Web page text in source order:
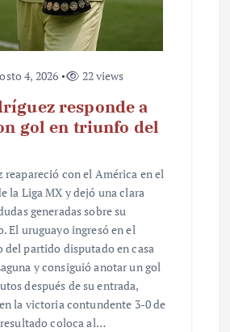
4, 2026 22 views
responde a
gol en triunfo del
reapareció con el América en el
la Liga MX y dejó una clara
generadas sobre su
El uruguayo ingresó en el
del partido disputado en casa
y consiguió anotar un gol
después de su entrada,
la victoria contundente 3-0 de
coloca al…